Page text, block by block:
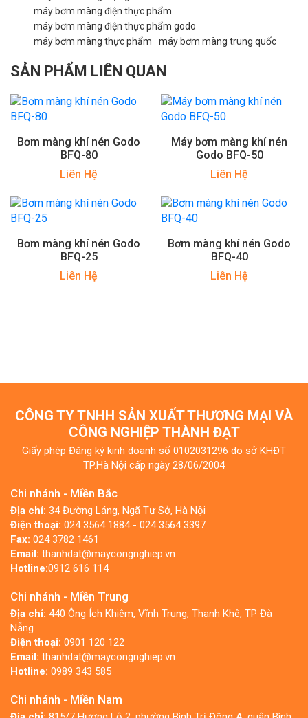
máy bơm màng điện thực phẩm
máy bơm màng điện thực phẩm godo
máy bơm màng thực phẩm
máy bơm màng trung quốc
SẢN PHẨM LIÊN QUAN
Bơm màng khí nén Godo
BFQ-80
Liên Hệ
Máy bơm màng khí nén
Godo BFQ-50
Liên Hệ
Bơm màng khí nén Godo
BFQ-25
Liên Hệ
Bơm màng khí nén Godo
BFQ-40
Liên Hệ
CÔNG TY TNHH SẢN XUẤT THƯƠNG MẠI VÀ
CÔNG NGHIỆP THÀNH ĐẠT
Giấy phép Đăng ký kinh doanh số 0102031296 do sở KHĐT
TP.Hà Nội cấp ngày 28/06/2004
Chi nhánh - Miền Bắc
Địa chỉ: 34 Đường Láng, Ngã Tư Sở, Hà Nội
Điện thoại: 024 3564 1884 - 024 3564 3397
Fax: 024 3782 1461
Email: thanhdat@maycongnghiep.vn
Hotline:0912 616 114
Chi nhánh - Miền Trung
Địa chỉ: 440 Ông Ích Khiêm, Vĩnh Trung, Thanh Khê, TP Đà
Nẵng
Điện thoại: 0901 120 122
Email: thanhdat@maycongnghiep.vn
Hotline: 0989 343 585
Chi nhánh - Miền Nam